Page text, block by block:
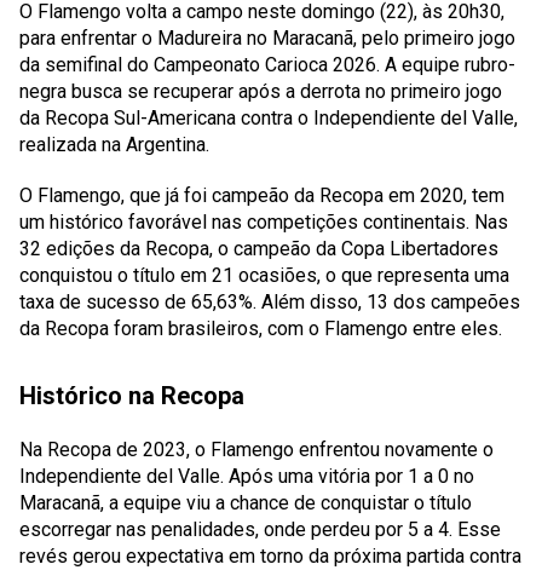
O Flamengo volta a campo neste domingo (22), às 20h30,
para enfrentar o Madureira no Maracanã, pelo primeiro jogo
da semifinal do Campeonato Carioca 2026. A equipe rubro-
negra busca se recuperar após a derrota no primeiro jogo
da Recopa Sul-Americana contra o Independiente del Valle,
realizada na Argentina.
O Flamengo, que já foi campeão da Recopa em 2020, tem
um histórico favorável nas competições continentais. Nas
32 edições da Recopa, o campeão da Copa Libertadores
conquistou o título em 21 ocasiões, o que representa uma
taxa de sucesso de 65,63%. Além disso, 13 dos campeões
da Recopa foram brasileiros, com o Flamengo entre eles.
Histórico na Recopa
Na Recopa de 2023, o Flamengo enfrentou novamente o
Independiente del Valle. Após uma vitória por 1 a 0 no
Maracanã, a equipe viu a chance de conquistar o título
escorregar nas penalidades, onde perdeu por 5 a 4. Esse
revés gerou expectativa em torno da próxima partida contra